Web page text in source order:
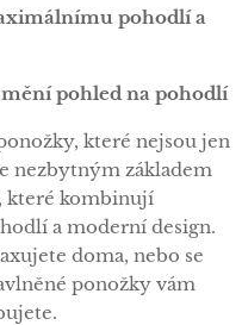
pohodlí a
pohled na pohodlí
které nejsou jen
nezbytným základem
které kombinují
a moderní design.
doma, nebo se
ponožky vám